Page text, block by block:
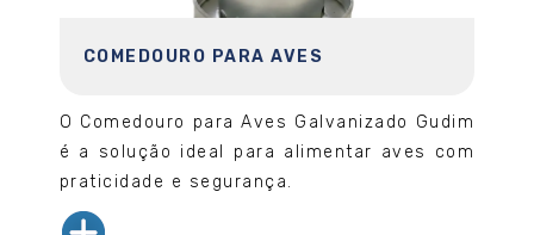
COMEDOURO PARA AVES
O Comedouro para Aves Galvanizado Gudim
é a solução ideal para alimentar aves com
praticidade e segurança.